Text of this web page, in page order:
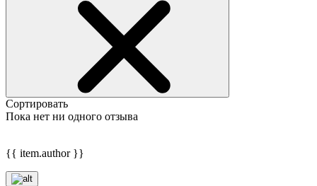
Сортировать
Пока нет ни одного отзыва
{{ item.author }}